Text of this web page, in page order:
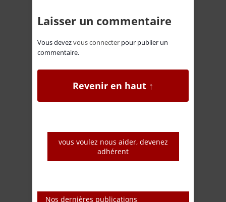
Laisser un commentaire
Vous devezvous connecter pour publier un
commentaire.
Revenir en haut ↑
vous voulez nous aider, devenez
adhérent
Nos dernières publications